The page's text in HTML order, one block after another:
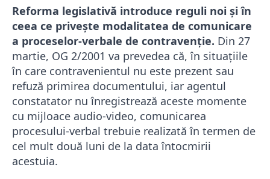
Reforma legislativă introduce reguli noi și în
ceea ce privește modalitatea de comunicare
a proceselor-verbale de contravenție. Din 27
martie, OG 2/2001 va prevedea că, în situațiile
în care contravenientul nu este prezent sau
refuză primirea documentului, iar agentul
constatator nu înregistrează aceste momente
cu mijloace audio-video, comunicarea
procesului-verbal trebuie realizată în termen de
cel mult două luni de la data întocmirii
acestuia.